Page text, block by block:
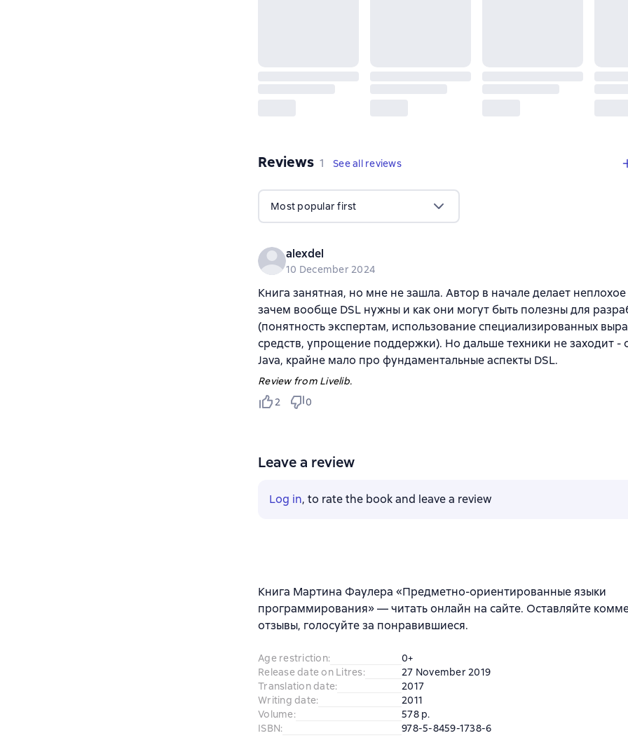
Reviews 1 review
1 See all reviews
Most popular first
alexdel
10 December 2024
Книга занятная, но мне не зашла. Автор в начале делает
зачем вообще DSL нужны и как они могут быть полезны для
(понятность экспертам, использование специализированных
средств, упрощение поддержки). Но дальше техники не заходит -
Java, крайне мало про фундаментальные аспекты DSL.
Review from Livelib.
2
0
Leave a review
Log in, to rate the book and leave a review
Книга Мартина Фаулера «Предметно-ориентированные языки
программирования» — читать онлайн на сайте. Оставляйте
отзывы, голосуйте за понравившиеся.
Age restriction:
0+
Release date on Litres:
27 November 2019
Translation date:
2017
Writing date:
2011
Volume:
578 p.
ISBN:
978-5-8459-1738-6